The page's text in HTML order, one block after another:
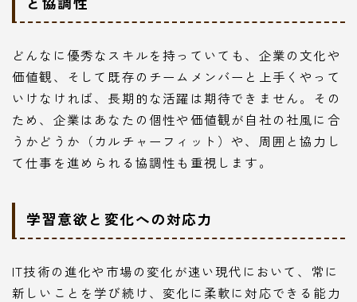
どんなに優秀なスキルを持っていても、企業の文化や
価値観、そして既存のチームメンバーと上手くやって
いけなければ、長期的な活躍は期待できません。その
ため、企業はあなたの個性や価値観が自社の社風に合
うかどうか（カルチャーフィット）や、周囲と協力し
て仕事を進められる協調性も重視します。
学習意欲と変化への対応力
IT技術の進化や市場の変化が速い現代において、常に
新しいことを学び続け、変化に柔軟に対応できる能力